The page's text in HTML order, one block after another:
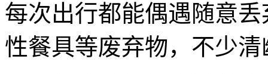
每次出行都能偶遇随意
性餐具等废弃物，不少